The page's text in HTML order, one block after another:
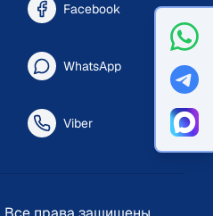
Facebook
WhatsApp
Viber